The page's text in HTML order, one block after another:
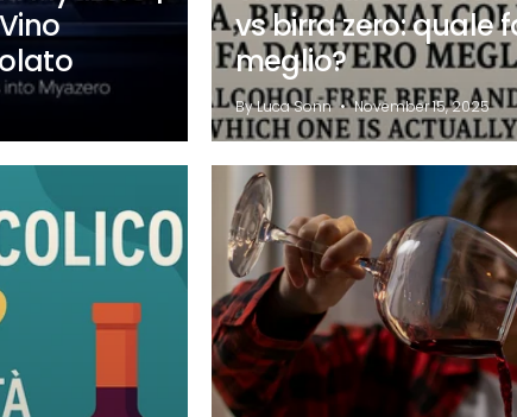
vs birra zero: quale
meglio?
By Luca Sonn November 15, 2025